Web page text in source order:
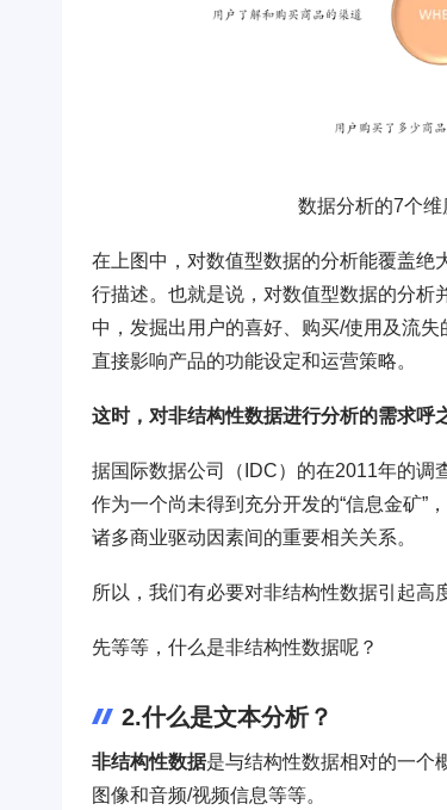
数据分析的7个维
在上图中，对数值型数据的分析能覆盖绝
行描述。也就是说，对数值型数据的分
中，发掘出用户的喜好、购买/使用及流
直接影响产品的功能设定和运营策略。
这时，对非结构性数据进行分析的需求呼
据国际数据公司（IDC）的在2011年的调
作为一个尚未得到充分开发的“信息金矿”
诸多商业驱动因素间的重要相关关系。
所以，我们有必要对非结构性数据引起高
先等等，什么是非结构性数据呢？
2.什么是文本分析？
非结构性数据是与结构性数据相对的一个
图像和音频/视频信息等等。